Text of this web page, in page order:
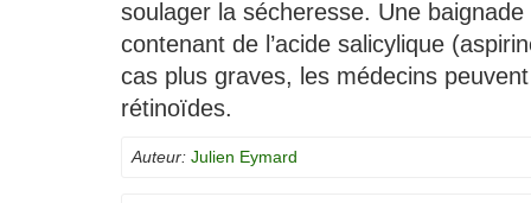
soulager la sécheresse. Une
contenant de l’acide salicylique
cas plus graves, les médecins
rétinoïdes.
Auteur: Julien Eymard